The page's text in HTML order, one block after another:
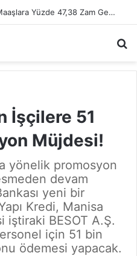
Adana Büyükşehir Belediyesi 90 İtfaiye Eri Alacak! Son Başvuru Tarihi 28 Şubat 2025
İşçilere 51
Müjdesi!
yönelik promosyon
devam
yeni bir
Kredi, Manisa
iştiraki BESOT A.Ş.
için 51 bin
ödemesi yapacak.